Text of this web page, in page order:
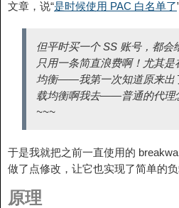
文章，说“是时候使用 PAC 白名单了
但平时买一个 SS 账号，都会
只用一条简直浪费啊！尤其
均衡——我第一次知道原来出
载均衡啊我去——普通的代理
~~~
于是我就把之前一直使用的
做了点修改，让它也实现了简单的负
原理